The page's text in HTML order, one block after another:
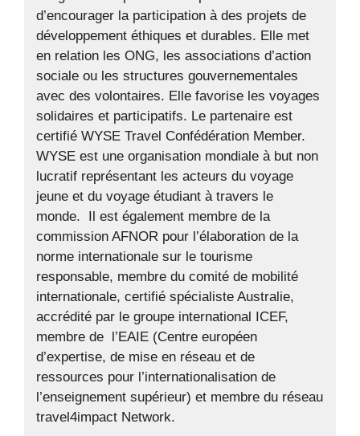
d’encourager la participation à des projets de
développement éthiques et durables. Elle met
en relation les ONG, les associations d’action
sociale ou les structures gouvernementales
avec des volontaires. Elle favorise les voyages
solidaires et participatifs. Le partenaire est
certifié WYSE Travel Confédération Member.
WYSE est une organisation mondiale à but non
lucratif représentant les acteurs du voyage
jeune et du voyage étudiant à travers le
monde. Il est également membre de la
commission AFNOR pour l’élaboration de la
norme internationale sur le tourisme
responsable, membre du comité de mobilité
internationale, certifié spécialiste Australie,
accrédité par le groupe international ICEF,
membre de l’EAIE (Centre européen
d’expertise, de mise en réseau et de
ressources pour l’internationalisation de
l’enseignement supérieur) et membre du réseau
travel4impact Network.